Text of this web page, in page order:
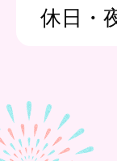
休日・